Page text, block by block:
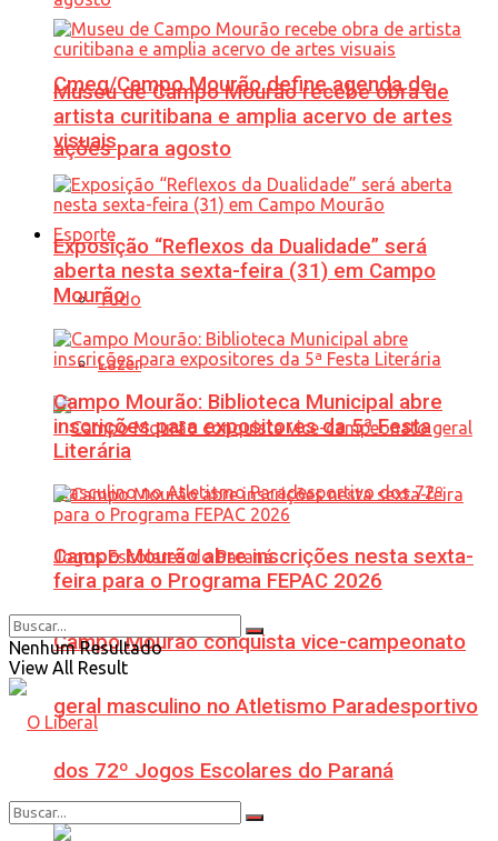
Cmeg/Campo Mourão define agenda de
ações para agosto
Esporte
Tudo
Lazer
Campo Mourão conquista vice-campeonato
geral masculino no Atletismo Paradesportivo
dos 72º Jogos Escolares do Paraná
Museu de Campo Mourão recebe obra de
artista curitibana e amplia acervo de artes
visuais
Exposição “Reflexos da Dualidade” será
aberta nesta sexta-feira (31) em Campo
Mourão
Campo Mourão: Biblioteca Municipal abre
inscrições para expositores da 5ª Festa
Literária
Campo Mourão abre inscrições nesta sexta-
feira para o Programa FEPAC 2026
Nenhum Resultado
View All Result